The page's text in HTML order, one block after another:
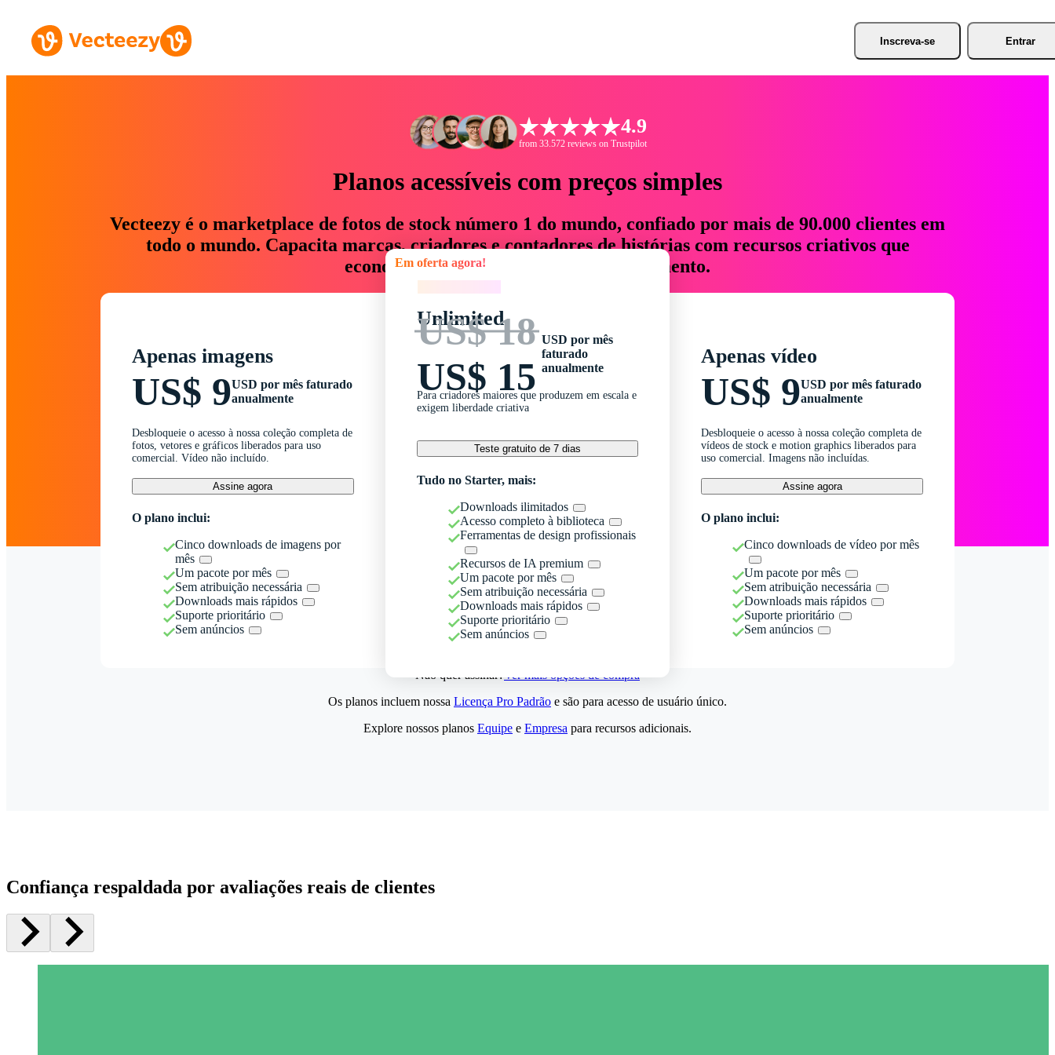
Inscreva-se Entrar
4.9
from 33.572 reviews on Trustpilot
Planos acessíveis com preços simples
Vecteezy é o marketplace de fotos de stock número 1 do mundo, confiado por mais de 90.000 clientes em
todo o mundo. Capacita marcas, criadores e contadores de histórias com recursos criativos que
economizam até 76% em tempo e orçamento.
Apenas imagens
US$ 9USD por mês faturado
anualmente
Desbloqueie o acesso à nossa coleção completa de
fotos, vetores e gráficos liberados para uso
comercial. Vídeo não incluído.
Assine agora
O plano inclui:
Cinco downloads de imagens por
mês
Um pacote por mês
Sem atribuição necessária
Downloads mais rápidos
Suporte prioritário
Sem anúncios
Em oferta agora!
Unlimited
US$ 18
US$ 15
USD por mês
faturado
anualmente
Para criadores maiores que produzem em escala e
exigem liberdade criativa
Teste gratuito de 7 dias
Tudo no Starter, mais:
Downloads ilimitados
Acesso completo à biblioteca
Ferramentas de design profissionais
Recursos de IA premium
Um pacote por mês
Sem atribuição necessária
Downloads mais rápidos
Suporte prioritário
Sem anúncios
Apenas vídeo
US$ 9USD por mês faturado
anualmente
Desbloqueie o acesso à nossa coleção completa de
vídeos de stock e motion graphics liberados para
uso comercial. Imagens não incluídas.
Assine agora
O plano inclui:
Cinco downloads de vídeo por mês
Um pacote por mês
Sem atribuição necessária
Downloads mais rápidos
Suporte prioritário
Sem anúncios
Não quer assinar?Ver mais opções de compra
Os planos incluem nossa Licença Pro Padrão e são para acesso de usuário único.
Explore nossos planos Equipe e Empresa para recursos adicionais.
Confiança respaldada por avaliações reais de clientes